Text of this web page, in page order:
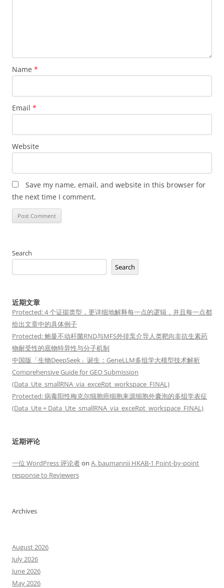
Name *
Email *
Website
Save my name, email, and website in this browser for
the next time I comment.
Search
Search
近期文章
Protected: 4 个证据类型，更详细地解释每一点的逻辑，并且每一点都
给出文章中的具体例子
Protected: 鲍曼不动杆菌RND与MFS外排泵介导人类靶向非抗生素药
物耐受性的底物特异性与分子机制
中国版「生物DeepSeek」诞生：GeneLLM多组学大模型技术解析
Comprehensive Guide for GEO Submission
(Data_Ute_smallRNA_via_exceRpt_workspace_FINAL)
Protected: 病毒阳性梅克尔细胞癌细胞来源细胞外囊泡的多组学表征
(Data_Ute + Data_Ute_smallRNA_via_exceRpt_workspace_FINAL)
近期评论
一位 WordPress 评论者on A. baumannii HKAB-1 Point-by-point
response to Reviewers
Archives
August 2026
July 2026
June 2026
May 2026